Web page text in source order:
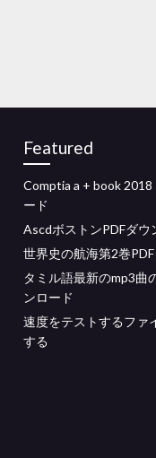
Featured
Comptia a + book
ード
AscdボストンPDFダウ
世界史の航海第2巻
タミル語最新のmp3曲
ンロード
速度をテストするファ
する